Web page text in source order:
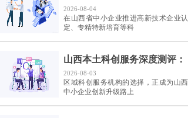
2026-08-04
在山西省中小企业推进高新技术企业认
定、专精特新培育等科
山西本土科创服务深度测评：
2026-08-03
区域科创服务机构的选择，正成为山西
中小企业创新升级路上